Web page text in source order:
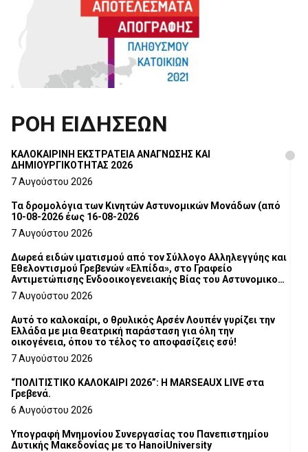
ΡΟΗ ΕΙΔΗΣΕΩΝ
ΚΑΛΟΚΑΙΡΙΝΗ ΕΚΣΤΡΑΤΕΙΑ ΑΝΑΓΝΩΣΗΣ ΚΑΙ
ΔΗΜΙΟΥΡΓΙΚΟΤΗΤΑΣ 2026
7 Αυγούστου 2026
Τα δρομολόγια των Κινητών Αστυνομικών Μονάδων (από
10-08-2026 έως 16-08-2026
7 Αυγούστου 2026
Δωρεά ειδών ιματισμού από τον Σύλλογο Αλληλεγγύης και
Εθελοντισμού Γρεβενών «Ελπίδα», στο Γραφείο
Αντιμετώπισης Ενδοοικογενειακής Βίας του Αστυνομικού
Τμήματος Γρεβενών
7 Αυγούστου 2026
Αυτό το καλοκαίρι, ο θρυλικός Αρσέν Λουπέν γυρίζει την
Ελλάδα με μια θεατρική παράσταση για όλη την
οικογένεια, όπου το τέλος το αποφασίζεις εσύ!
7 Αυγούστου 2026
“ΠΟΛΙΤΙΣΤΙΚΟ ΚΑΛΟΚΑΙΡΙ 2026”: Η MARSEAUX LIVE στα
Γρεβενά.
6 Αυγούστου 2026
Υπογραφή Μνημονίου Συνεργασίας του Πανεπιστημίου
Δυτικής Μακεδονίας με το HanoiUniversity